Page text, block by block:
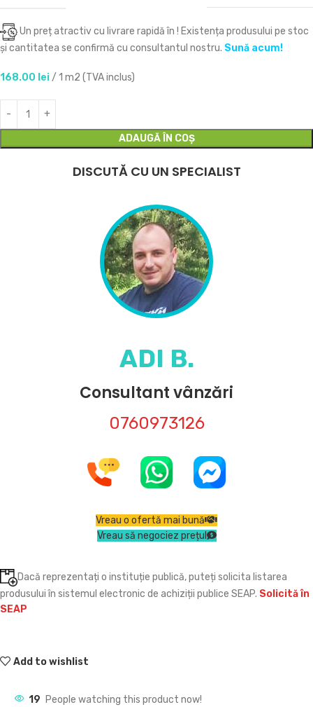
Un preț atractiv cu livrare rapidă în ! Existența produsului pe stoc
și cantitatea se confirmă cu consultantul nostru. Sună acum!
168.00 lei/ 1 m2 (TVA inclus)
ADAUGĂ ÎN COȘ
DISCUTĂ CU UN SPECIALIST
ADI B.
Consultant vânzări
0760973126
Vreau o ofertă mai bună
Vreau să negociez prețul
Dacă reprezentați o instituție publică, puteți solicita listarea
produsului în sistemul electronic de achiziții publice SEAP. Solicită în
SEAP
Add to wishlist
19 People watching this product now!